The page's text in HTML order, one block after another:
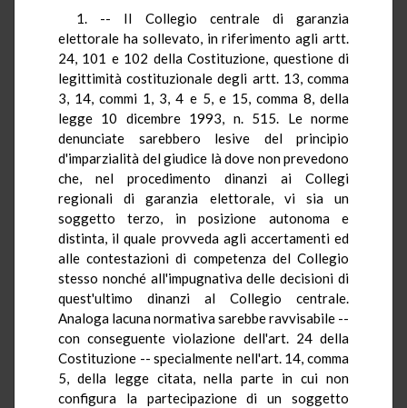
1. -- Il Collegio centrale di garanzia
elettorale ha sollevato, in riferimento agli artt.
24, 101 e 102 della Costituzione, questione di
legittimità costituzionale degli artt. 13, comma
3, 14, commi 1, 3, 4 e 5, e 15, comma 8, della
legge 10 dicembre 1993, n. 515. Le norme
denunciate sarebbero lesive del principio
d'imparzialità del giudice là dove non prevedono
che, nel procedimento dinanzi ai Collegi
regionali di garanzia elettorale, vi sia un
soggetto terzo, in posizione autonoma e
distinta, il quale provveda agli accertamenti ed
alle contestazioni di competenza del Collegio
stesso nonché all'impugnativa delle decisioni di
quest'ultimo dinanzi al Collegio centrale.
Analoga lacuna normativa sarebbe ravvisabile --
con conseguente violazione dell'art. 24 della
Costituzione -- specialmente nell'art. 14, comma
5, della legge citata, nella parte in cui non
configura la partecipazione di un soggetto